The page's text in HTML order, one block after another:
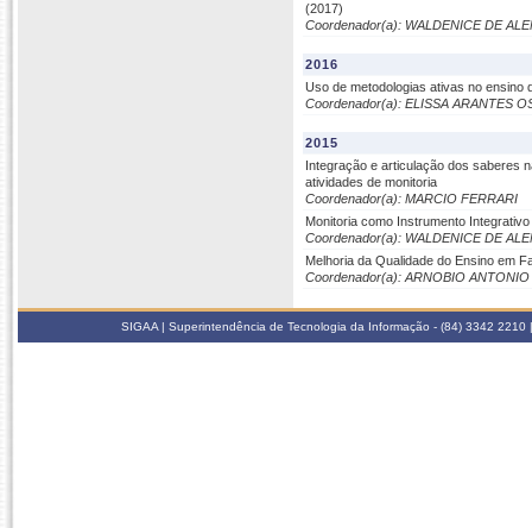
(2017)
Coordenador(a): WALDENICE DE
2016
Uso de metodologias ativas no ensino
Coordenador(a): ELISSA ARANTES
2015
Integração e articulação dos saberes
atividades de monitoria
Coordenador(a): MARCIO FERRARI
Monitoria como Instrumento
Coordenador(a): WALDENICE DE
Melhoria da Qualidade do Ensino em
Coordenador(a): ARNOBIO ANTONIO
SIGAA | Superintendência de Tecnologia da Informação - (84) 3342